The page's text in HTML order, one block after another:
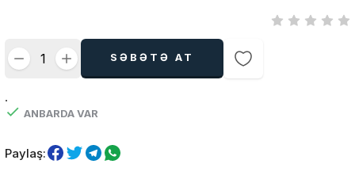
SƏBƏTƏ AT
.
ANBARDA VAR
Paylaş: